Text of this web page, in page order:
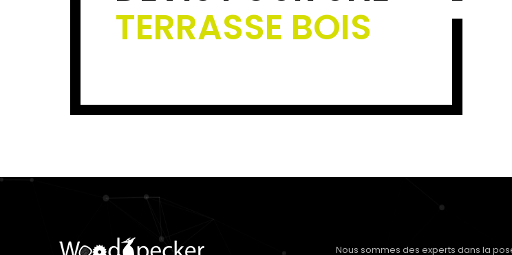
TERRASSE BOIS
Nous sommes des experts dans la